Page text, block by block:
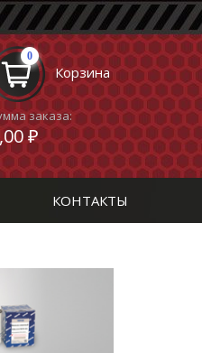
0
Корзина
заказа:
₽
КОНТАКТЫ